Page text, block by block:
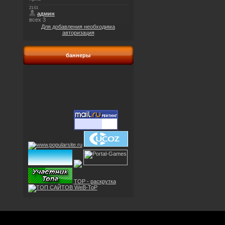
Для добавления необходима
авторизация
баннеры
TOP - раскрутка